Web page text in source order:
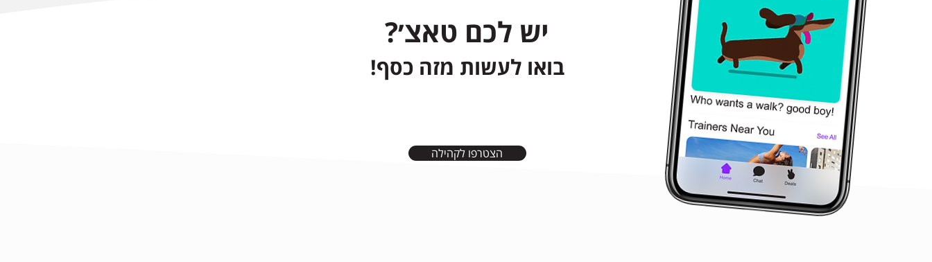
יש לכם טאצ׳?
בואו לעשות מזה כסף!
הצטרפו לקהילה